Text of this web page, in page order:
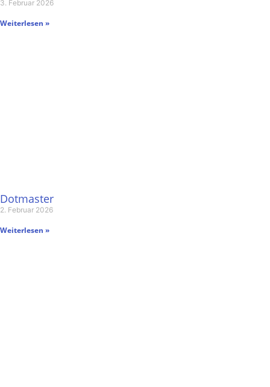
3. Februar 2026
Weiterlesen »
Dotmaster
2. Februar 2026
Weiterlesen »